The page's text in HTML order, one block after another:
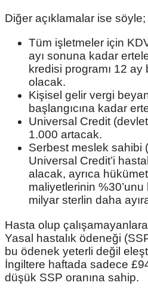
Diğer açıklamalar ise söyle;
Tüm işletmeler için
ayı sonuna kadar
kredisi programı 12
olacak.
Kişisel gelir vergi
başlangıcına kadar
Universal Credit
1.000 artacak.
Serbest meslek sahibi
Universal Credit’i
alacak, ayrıca
maliyetlerinin %30’unu
milyar sterlin daha
Hasta olup
Yasal hastalık ödeneği
bu ödenek yeterli değil
İngiltere haftada sadece
düşük SSP oranına sahip.